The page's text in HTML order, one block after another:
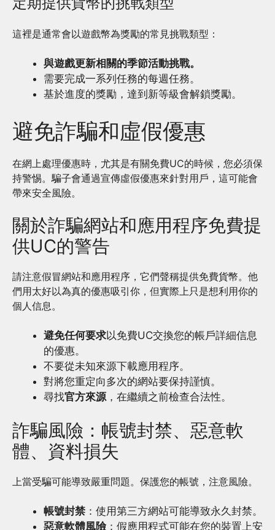
這裡是通常會以遊戲幣為獎勵的常見挑戰類型：
與遊戲更新相關的季節活動挑戰。
需要完成一系列任務的每週任務。
基於進度的獎勵，達到新等級會解鎖獎勵。
避免詐騙和虛假優惠
在網上處理優惠時，尤其是有關免費UC的時候，您必須保
持警惕。騙子會通過宣傳虛假優惠來針對用戶，這可能會
帶來安全風險。
關於詐騙網站和應用程序免費提
供UC的警告
請注意假冒網站和應用程序，它們聲稱提供免費貨幣。他
們用太好以為真的優惠吸引你，但實際上只是想利用你的
個人信息。
避免任何要求以免費UC交換您的帳戶詳細信息
的優惠。
不要從未知來源下載應用程序。
對將您重定向多次的網站要保持謹慎。
尋找官方來源 ，在繼續之前檢查合法性。
詐騙風險：帳號封禁、惡意軟
體、資料損失
上當受騙可能導致嚴重問題。保護您的帳號，注意風險。
帳號封禁 ：使用第三方網站可能導致永久封禁。
惡意軟體風險：假應用程式可能在您的裝置上安